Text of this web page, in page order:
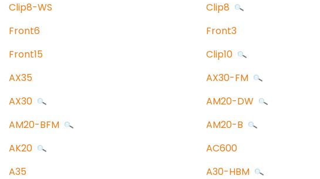
Clip8-WS
Clip8
Front6
Front3
Front15
Clip10
AX35
AX30-FM
AX30
AM20-DW
AM20-BFM
AM20-B
AK20
AC600
A35
A30-HBM